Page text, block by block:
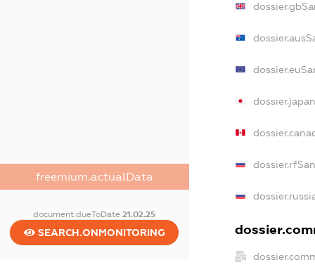
freemium.actualData
document.dueToDate21.02.25
SEARCH.ONMONITORING